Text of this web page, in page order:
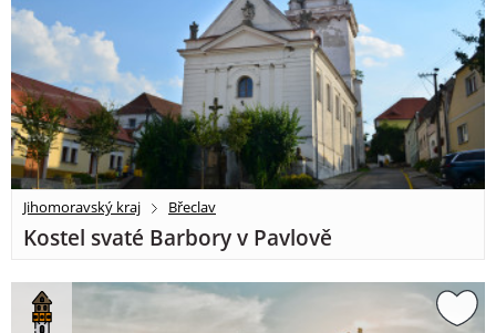
Jihomoravský kraj Břeclav
Kostel svaté Barbory v Pavlově